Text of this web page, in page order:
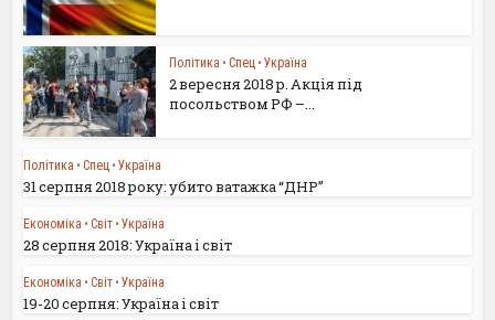
Політика • Спец • Україна
2 вересня 2018 р. Акція під
посольством РФ –...
Політика • Спец • Україна
31 серпня 2018 року: убито ватажка “ДНР”
Економіка • Світ • Україна
28 серпня 2018: Україна і світ
Економіка • Світ • Україна
19-20 серпня: Україна і світ